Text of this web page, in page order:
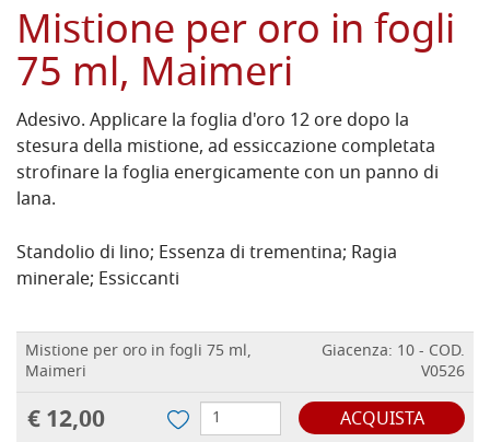
Mistione per oro in fogli
75 ml, Maimeri
Adesivo. Applicare la foglia d'oro 12 ore dopo la
stesura della mistione, ad essiccazione completata
strofinare la foglia energicamente con un panno di
lana.
Standolio di lino; Essenza di trementina; Ragia
minerale; Essiccanti
Mistione per oro in fogli 75 ml,
Maimeri
Giacenza: 10 - COD.
V0526
€ 12,00 ACQUISTA